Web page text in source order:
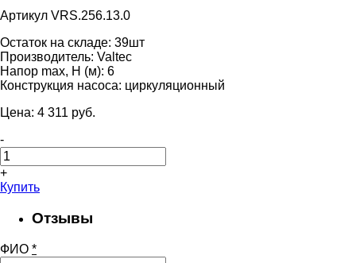
Артикул VRS.256.13.0
Остаток на складе: 39шт
Производитель: Valtec
Напор max, H (м): 6
Конструкция насоса: циркуляционный
Цена: 4 311 pуб.
-
+
Купить
Отзывы
ФИО *